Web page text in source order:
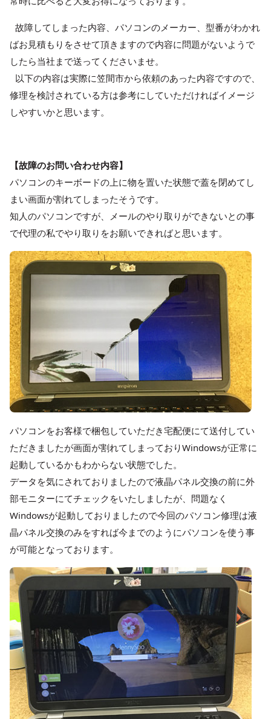
故障してしまった内容、パソコンのメーカー、型番がわかれ
ばお見積もりをさせて頂きますので内容に問題がないようで
したら当社まで送ってくださいませ。
以下の内容は実際に笠間市から依頼のあった内容ですので、
修理を検討されている方は参考にしていただければイメージ
しやすいかと思います。
【故障のお問い合わせ内容】
パソコンのキーボードの上に物を置いた状態で蓋を閉めてし
まい画面が割れてしまったそうです。
知人のパソコンですが、メールのやり取りができないとの事
で代理の私でやり取りをお願いできればと思います。
パソコンをお客様で梱包していただき宅配便にて送付してい
ただきましたが画面が割れてしまっておりWindowsが正常に
起動しているかもわからない状態でした。
データを気にされておりましたので液晶パネル交換の前に外
部モニターにてチェックをいたしましたが、問題なく
Windowsが起動しておりましたので今回のパソコン修理は液
晶パネル交換のみをすれば今までのようにパソコンを使う事
が可能となっております。